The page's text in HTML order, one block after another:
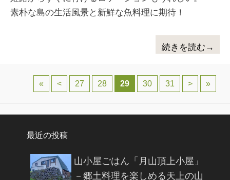
素朴な島の生活風景と新鮮な魚料理に期待！
続きを読む→
投稿ナビゲーション
« < 27 28 29 30 31 > »
最近の投稿
山小屋ごはん「月山頂上小屋」
－郷土料理を楽しめる天上の山